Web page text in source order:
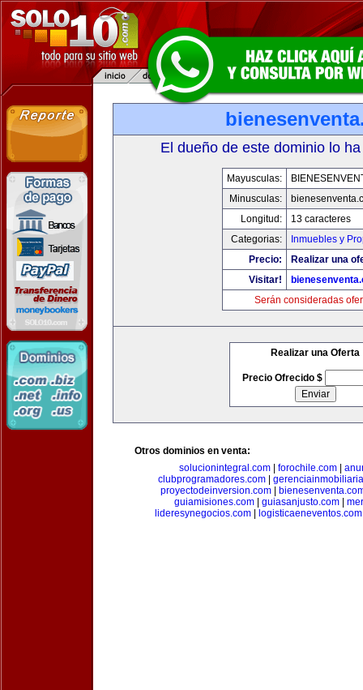
El dueño de este dominio lo
Mayusculas:
Minusculas:
Longitud:
13 caracteres
Categorias:
Inmuebles y
Precio:
Realizar una
Visitar!
Serán consideradas
Realizar una Oferta
Precio Ofrecido $
Otros dominios en venta:
solucionintegral.com| forochile.com|
clubprogramadores.com
proyectodeinversion.com|
guiamisiones.com
guiasanjusto.com
lideresynegocios.com
logisticaeneventos.com